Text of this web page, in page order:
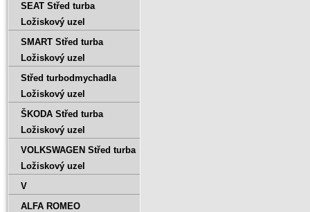
SEAT Střed turba
Ložiskový uzel
SMART Střed turba
Ložiskový uzel
Střed turbodmychadla
Ložiskový uzel
ŠKODA Střed turba
Ložiskový uzel
VOLKSWAGEN Střed turba
Ložiskový uzel
V
ALFA ROMEO